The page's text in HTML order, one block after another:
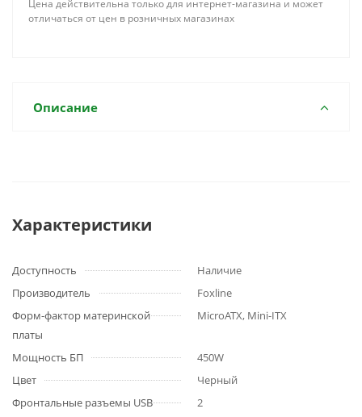
Цена действительна только для интернет-магазина и может
отличаться от цен в розничных магазинах
Описание
Характеристики
Доступность
Наличие
Производитель
Foxline
Форм-фактор материнской
платы
MicroATX, Mini-ITX
Мощность БП
450W
Цвет
Черный
Фронтальные разъемы USB
2